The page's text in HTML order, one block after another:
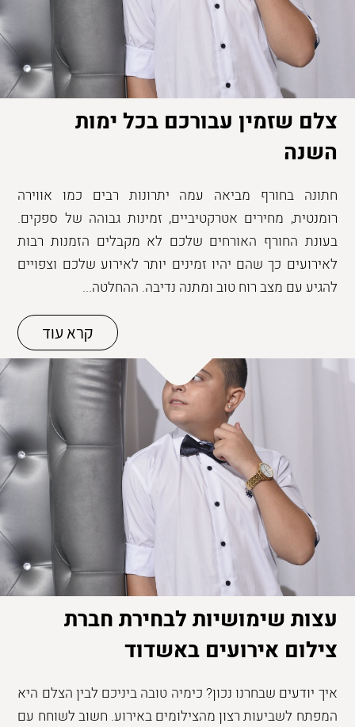
צלם שזמין עבורכם בכל ימות
השנה
חתונה בחורף מביאה עמה יתרונות רבים כמו אווירה
רומנטית, מחירים אטרקטיביים, זמינות גבוהה של ספקים.
בעונת החורף האורחים שלכם לא מקבלים הזמנות רבות
לאירועים כך שהם יהיו זמינים יותר לאירוע שלכם וצפויים
להגיע עם מצב רוח טוב ומתנה נדיבה. ההחלטה...
קרא עוד
עצות שימושיות לבחירת חברת
צילום אירועים באשדוד
איך יודעים שבחרנו נכון? כימיה טובה ביניכם לבין הצלם היא
המפתח לשביעות רצון מהצילומים באירוע. חשוב לשוחח עם